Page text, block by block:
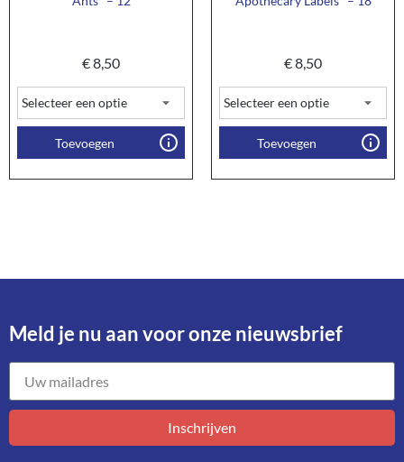
€8,50
Toevoegen
€8,50
Toevoegen
Meld je nu aan voor onze nieuwsbrief​
Inschrijven